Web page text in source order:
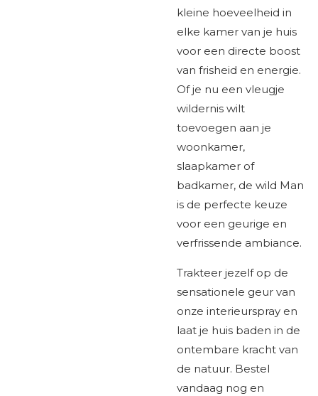
kleine hoeveelheid in
elke kamer van je huis
voor een directe boost
van frisheid en energie.
Of je nu een vleugje
wildernis wilt
toevoegen aan je
woonkamer,
slaapkamer of
badkamer, de wild Man
is de perfecte keuze
voor een geurige en
verfrissende ambiance.
Trakteer jezelf op de
sensationele geur van
onze interieurspray en
laat je huis baden in de
ontembare kracht van
de natuur. Bestel
vandaag nog en